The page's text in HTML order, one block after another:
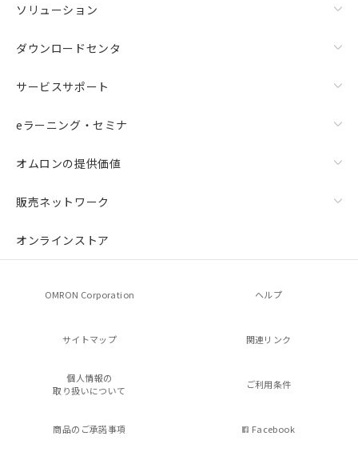
ソリューション
ダウンロードセンタ
サービスサポート
eラーニング・セミナ
オムロンの提供価値
販売ネットワーク
オンラインストア
OMRON Corporation ヘルプ
サイトマップ 関連リンク
個人情報の
取り扱いについて
ご利用条件
商品のご承諾事項 Facebook